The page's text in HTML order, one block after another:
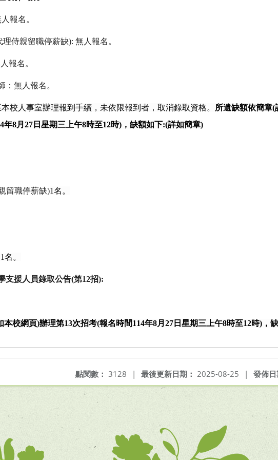
報名。
理侍親留職停薪缺): 無人報名。
報名。
：無人報名。
校人事室辦理報到手續，未依限報到者，取消錄取資格。 所遺缺額依簡章(
年8月 27 日星期三上午8時至12時) ，缺額如下:(詳如簡章)
留職停薪缺)1名。
1名。
支援人員錄取公告(第12招):
本校網頁)辦理第13次招考(報名時間114年8月 27 日星期三上午8時至12時) ，
發佈日
最後更新日期： 2025-08-25 |
點閱數： 3128 |